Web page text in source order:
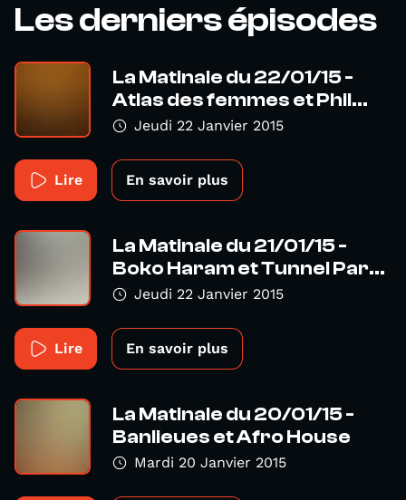
Les derniers épisodes
La Matinale du 22/01/15 -
Atlas des femmes et Phil...
Jeudi 22 Janvier 2015
Lire En savoir plus
La Matinale du 21/01/15 -
Boko Haram et Tunnel Par...
Jeudi 22 Janvier 2015
Lire En savoir plus
La Matinale du 20/01/15 -
Banlieues et Afro House
Mardi 20 Janvier 2015